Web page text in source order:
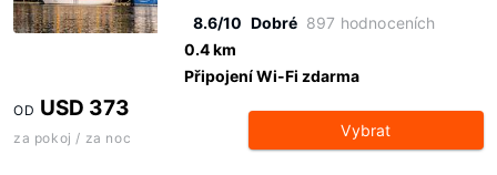
8.6/10 Dobré 897 hodnoceních
0.4 km
Připojení Wi-Fi zdarma
OD USD 373
za pokoj / za noc Vybrat